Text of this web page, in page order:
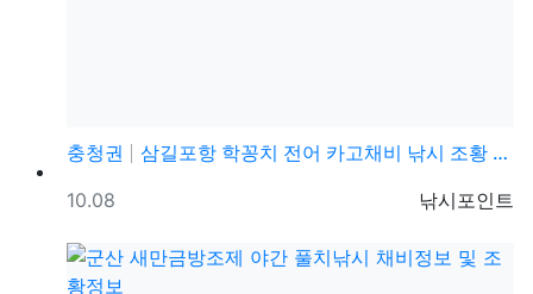
충청권
삼길포항 학꽁치 전어 카고채비 낚시 조황 정보
등록자
낚시포인트
등록일
10.08